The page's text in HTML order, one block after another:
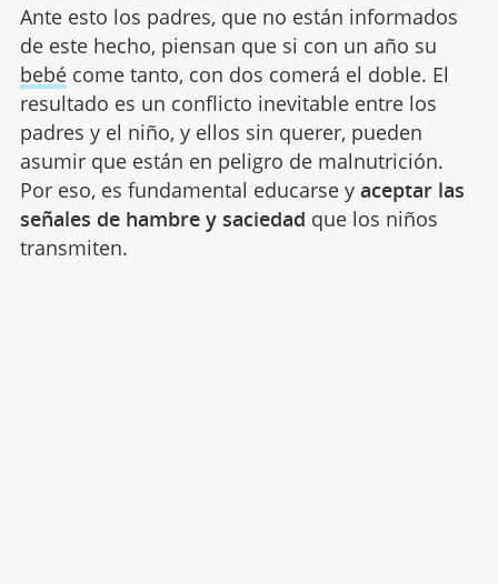
Ante esto los padres, que no están informados
de este hecho, piensan que si con un año su
bebécome tanto, con dos comerá el doble. El
resultado es un conflicto inevitable entre los
padres y el niño, y ellos sin querer, pueden
asumir que están en peligro de malnutrición.
Por eso, es fundamental educarse y aceptar las
señales de hambre y saciedad que los niños
transmiten.